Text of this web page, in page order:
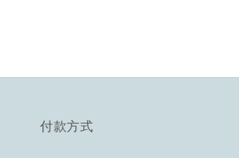
付款方式